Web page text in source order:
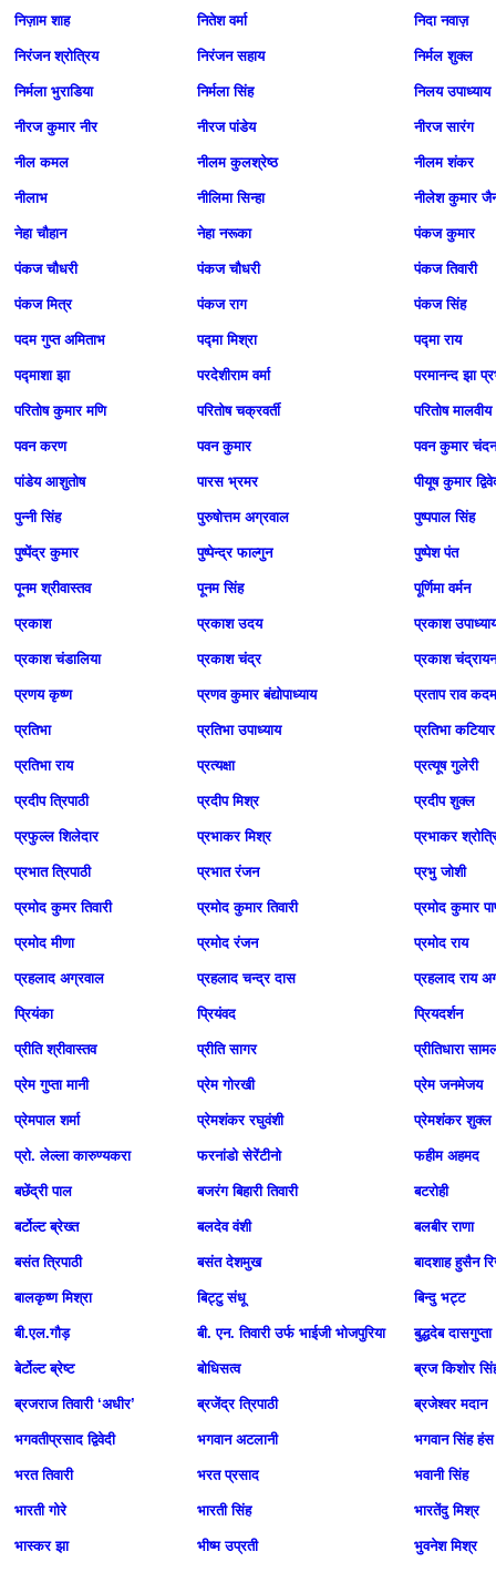
निज़ाम शाह नितेश वर्मा निदा नवाज़
निरंजन श्रोत्रिय निरंजन सहाय निर्मल शुक्ल
निर्मला भुराडिया निर्मला सिंह निलय उपाध्याय
नीरज कुमार नीर नीरज पांडेय नीरज सारंग
नील कमल नीलम कुलश्रेष्ठ नीलम शंकर
नीलाभ नीलिमा सिन्हा नीलेश कुमार
नेहा चौहान नेहा नरूका पंकज कुमार
पंकज चौधरी पंकज चौधरी पंकज तिवारी
पंकज मित्र पंकज राग पंकज सिंह
पदम गुप्त अमिताभ पद्मा मिश्रा पद्मा राय
पद्माशा झा परदेशीराम वर्मा परमानन्‍द झा
परितोष कुमार मणि परितोष चक्रवर्ती परितोष मालवीय
पवन करण पवन कुमार पवन कुमार चंदन
पांडेय आशुतोष पारस भ्रमर पीयूष कुमार
पुन्नी सिंह पुरुषोत्तम अग्रवाल पुष्‍पपाल सिंह
पुष्पेंद्र कुमार पुष्पेन्द्र फाल्गुन पुष्पेश पंत
पूनम श्रीवास्तव पूनम सिंह पूर्णिमा वर्मन
प्रकाश प्रकाश उदय प्रकाश
प्रकाश चंडालिया प्रकाश चंद्र प्रकाश चंद्रायन
प्रणय कृष्ण प्रणव कुमार बंद्योपाध्‍याय प्रताप राव कदम
प्रतिभा प्रतिभा उपाध्याय प्रतिभा कटियार
प्रतिभा राय प्रत्‍यक्षा प्रत्यूष गुलेरी
प्रदीप त्रिपाठी प्रदीप मिश्र प्रदीप शुक्ल
प्रफुल्ल शिलेदार प्रभाकर मिश्र प्रभाकर
प्रभात त्रिपाठी प्रभात रंजन प्रभु जोशी
प्रमोद कुमर तिवारी प्रमोद कुमार तिवारी प्रमोद कुमार
प्रमोद मीणा प्रमोद रंजन प्रमोद राय
प्रहलाद अग्रवाल प्रहलाद चन्द्र दास प्रहलाद राय
प्रियंका प्रियंवद प्रियदर्शन
प्रीति श्रीवास्तव प्रीति सागर प्रीतिधारा
प्रेम गुप्ता मानी प्रेम गोरखी प्रेम जनमेजय
प्रेमपाल शर्मा प्रेमशंकर रघुवंशी प्रेमशंकर शुक्ल
प्रो. लेल्ला कारुण्यकरा फरनांडो सेरेंटीनो फहीम अहमद
बछेंद्री पाल बजरंग बिहारी तिवारी बटरोही
बर्टोल्ट ब्रेख्त बलदेव वंशी बलबीर राणा
बसंत त्रिपाठी बसंत देशमुख बादशाह हुसैन
बालकृष्ण मिश्रा बिट्टु संधू बिन्दु भट्ट
बी.एल.गौड़ बी. एन. तिवारी उर्फ भाईजी भोजपुरिया बुद्धदेब दासगुप्ता
बेर्टोल्ट ब्रेष्ट बोधिसत्व ब्रज किशोर
ब्रजराज तिवारी ‘अधीर’ ब्रजेंद्र त्रिपाठी ब्रजेश्वर मदान
भगवतीप्रसाद द्विवेदी भगवान अटलानी भगवान सिंह हंस
भरत तिवारी भरत प्रसाद भवानी सिंह
भारती गोरे भारती सिंह भारतेंदु मिश्र
भास्‍कर झा भीष्म उप्रती भुवनेश मिश्र